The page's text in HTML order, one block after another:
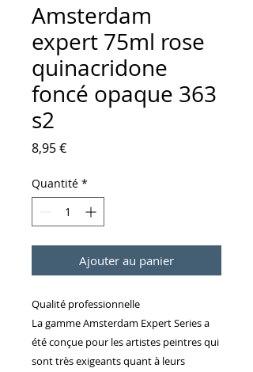
Amsterdam
expert 75ml rose
quinacridone
foncé opaque 363
s2
8,95 €Prix
Quantité *
Ajouter au panier
Qualité professionnelle
La gamme Amsterdam Expert Series a
été conçue pour les artistes peintres qui
sont très exigeants quant à leurs